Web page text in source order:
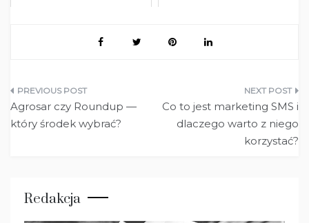
Nawigacja
wpisu
Agrosar czy Roundup —
który środek wybrać?
Co to jest marketing SMS i
dlaczego warto z niego
korzystać?
Redakcja